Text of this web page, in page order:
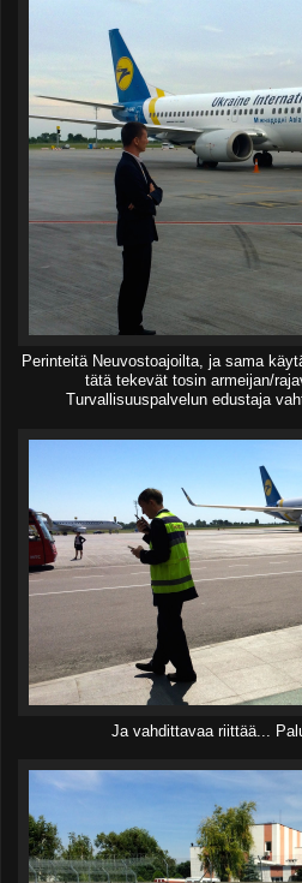
Perinteitä Neuvostoajoilta, ja sama
tätä tekevät tosin armeijan/
Turvallisuuspalvelun edustaja
Ja vahdittavaa riittää...